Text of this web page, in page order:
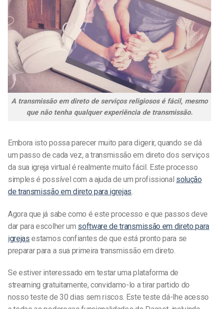
A transmissão em direto de serviços religiosos é fácil, mesmo
que não tenha qualquer experiência de transmissão.
Embora isto possa parecer muito para digerir, quando se dá
um passo de cada vez, a transmissão em direto dos serviços
da sua igreja virtual é realmente muito fácil. Este processo
simples é possível com a ajuda de um profissional solução
de transmissão em direto para igrejas.
Agora que já sabe como é este processo e que passos deve
dar para escolher um software de transmissão em direto para
igrejas estamos confiantes de que está pronto para se
preparar para a sua primeira transmissão em direto.
Se estiver interessado em testar uma plataforma de
streaming gratuitamente, convidamo-lo a tirar partido do
nosso teste de 30 dias sem riscos. Este teste dá-lhe acesso